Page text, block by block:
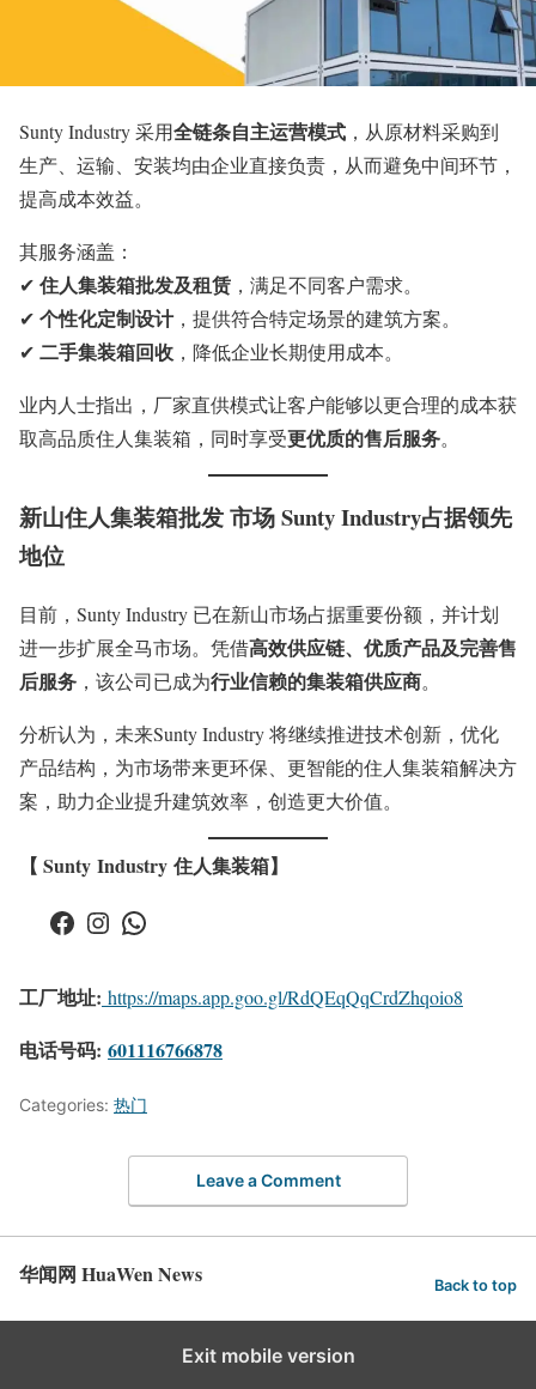
Sunty Industry 采用全链条自主运营模式 ，从原材料采购到
生产、运输、安装均由企业直接负责，从而避免中间环节，
提高成本效益。
其服务涵盖：
✔ 住人集装箱批发及租赁 ，满足不同客户需求。
✔ 个性化定制设计，提供符合特定场景的建筑方案。
✔ 二手集装箱回收 ，降低企业长期使用成本。
业内人士指出，厂家直供模式让客户能够以更合理的成本获
取高品质住人集装箱，同时享受更优质的售后服务。
新山住人集装箱批发 市场 Sunty Industry占据领先
地位
目前，Sunty Industry 已在新山市场占据重要份额，并计划
进一步扩展全马市场。凭借高效供应链、优质产品及完善售
后服务 ，该公司已成为行业信赖的集装箱供应商。
分析认为，未来Sunty Industry 将继续推进技术创新，优化
产品结构，为市场带来更环保、更智能的住人集装箱解决方
案，助力企业提升建筑效率，创造更大价值。
【 Sunty Industry 住人集装箱】
Facebook Instagram WhatsApp
工厂地址: https://maps.app.goo.gl/RdQEqQqCrdZhqoio8
电话号码: 601116766878
Categories: 热门
Leave a Comment
华闻网 HuaWen News Back to top
Exit mobile version